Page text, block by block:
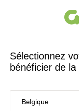
Créateur et
Accueil Chambre